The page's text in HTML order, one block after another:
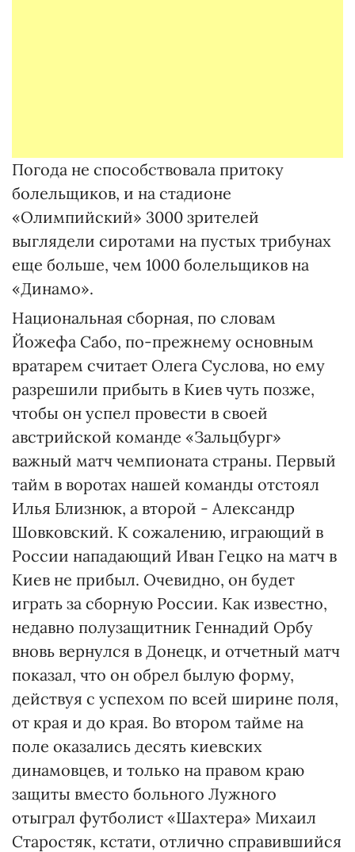
Погода не способствовала притоку
болельщиков, и на стадионе
«Олимпийский» 3000 зрителей
выглядели сиротами на пустых трибунах
еще больше, чем 1000 болельщиков на
«Динамо».
Национальная сборная, по словам
Йожефа Сабо, по-прежнему основным
вратарем считает Олега Суслова, но ему
разрешили прибыть в Киев чуть позже,
чтобы он успел провести в своей
австрийской команде «Зальцбург»
важный матч чемпионата страны. Первый
тайм в воротах нашей команды отстоял
Илья Близнюк, а второй - Александр
Шовковский. К сожалению, играющий в
России нападающий Иван Гецко на матч в
Киев не прибыл. Очевидно, он будет
играть за сборную России. Как известно,
недавно полузащитник Геннадий Орбу
вновь вернулся в Донецк, и отчетный матч
показал, что он обрел былую форму,
действуя с успехом по всей ширине поля,
от края и до края. Во втором тайме на
поле оказались десять киевских
динамовцев, и только на правом краю
защиты вместо больного Лужного
отыграл футболист «Шахтера» Михаил
Старостяк, кстати, отлично справившийся